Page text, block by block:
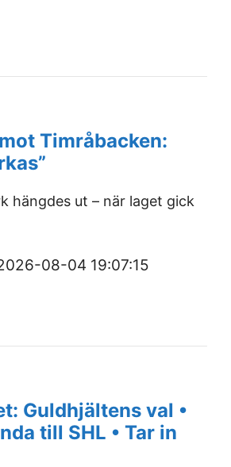
Timråbacken:
hängdes ut – när laget gick
08-04 19:07:15
Guldhjältens val •
till SHL • Tar in